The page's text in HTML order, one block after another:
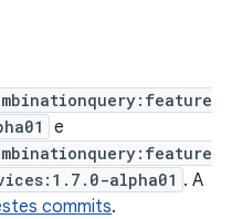
e
alpha01 . A
commits.